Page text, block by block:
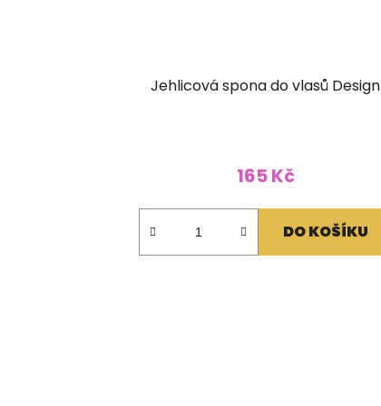
Jehlicová spona do vlasů Design
165 Kč
DO KOŠÍKU